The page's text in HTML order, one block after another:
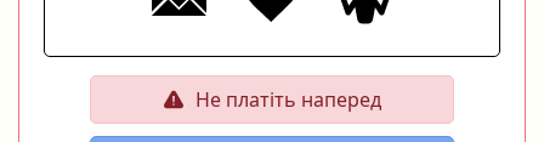
Не платіть наперед